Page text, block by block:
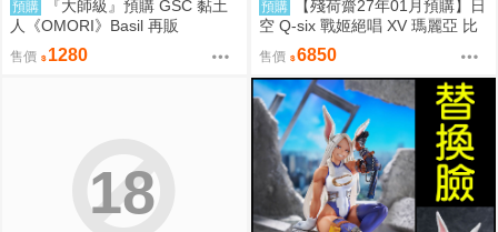
預購
『大師級』預購 GSC 黏土
人《OMORI》Basil 再販
售價 1280
預購
【殘荷齋27年01月預購】日
空 Q-six 戰姬絕唱 XV 瑪麗亞 比
基尼Ver 1/7 油光版
售價 6850
18